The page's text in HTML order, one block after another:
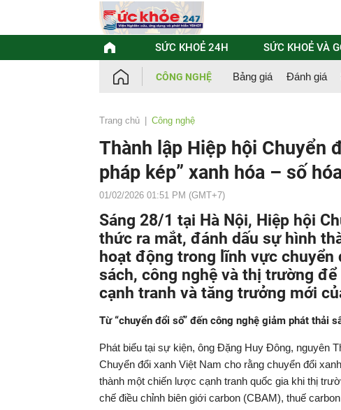
SỨC KHOẺ 24H SỨC KHOẺ VÀ
CÔNG NGHỆ Bảng giá Đánh giá
Trang chủ Công nghệ
Thành lập Hiệp hội Chuyển
pháp kép” xanh hóa – số
01/02/2026 01:51 PM (GMT+7)
Sáng 28/1 tại Hà Nội, Hiệp hội
thức ra mắt, đánh dấu sự hình
hoạt động trong lĩnh vực
sách, công nghệ và thị trường
cạnh tranh và tăng trưởng mới
Từ “chuyển đổi số” đến công nghệ giảm phát thải
Phát biểu tại sự kiện, ông Đặng Huy Đông, nguyên
Chuyển đổi xanh Việt Nam cho rằng chuyển đổi
thành một chiến lược cạnh tranh quốc gia khi thị
chế điều chỉnh biên giới carbon (CBAM), thuế